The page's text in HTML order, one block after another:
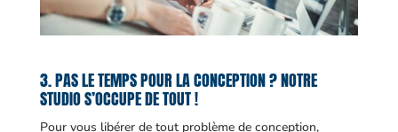
3. PAS LE TEMPS POUR LA CONCEPTION ? NOTRE
STUDIO S’OCCUPE DE TOUT !
Pour vous libérer de tout problème de conception,